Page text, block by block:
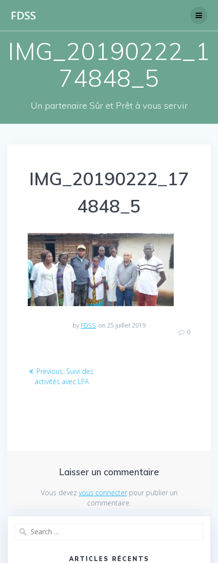
FDSS
IMG_20190222_1
74848_5
Un partenaire Sûr et Prêt à vous servir
IMG_20190222_17
4848_5
by FDSS on 25 juillet 2019
0
Navigation
Previous: Previous
post:
Suivi des
activités avec LFA
Laisser un commentaire
Vous devez vous connecterpour publier un
commentaire.
ARTICLES RÉCENTS